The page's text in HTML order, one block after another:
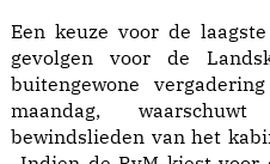
Een keuze voor de
gevolgen voor de
buitengewone
maandag,
bewindslieden van het